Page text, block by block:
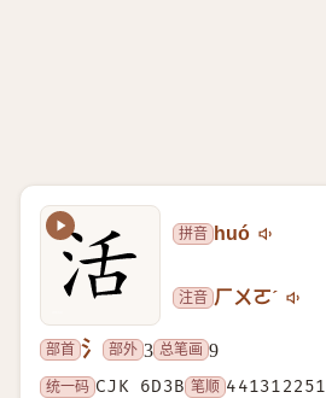
拼音 huó
注音 ㄏㄨㄛˊ
部首 氵 部外 3 总笔画 9
统一码 CJK 6D3B 笔顺 441312251